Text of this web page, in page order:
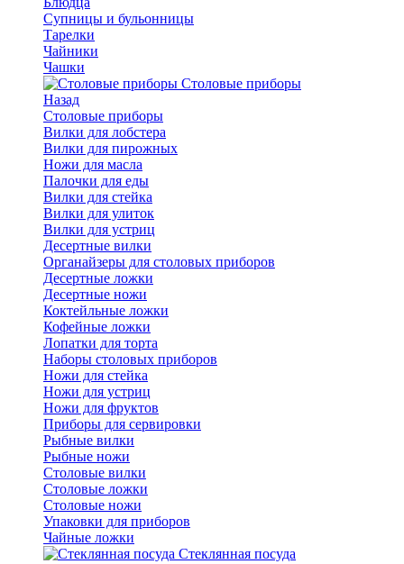
Супницы и бульонницы
Тарелки
Чайники
Чашки
Cтоловые приборы
Назад
Cтоловые приборы
Вилки для лобстера
Вилки для пирожных
Ножи для масла
Палочки для еды
Вилки для стейка
Вилки для улиток
Вилки для устриц
Десертные вилки
Органайзеры для столовых приборов
Десертные ложки
Десертные ножи
Коктейльные ложки
Кофейные ложки
Лопатки для торта
Наборы столовых приборов
Ножи для стейка
Ножи для устриц
Ножи для фруктов
Приборы для сервировки
Рыбные вилки
Рыбные ножи
Столовые вилки
Столовые ложки
Столовые ножи
Упаковки для приборов
Чайные ложки
Стеклянная посуда